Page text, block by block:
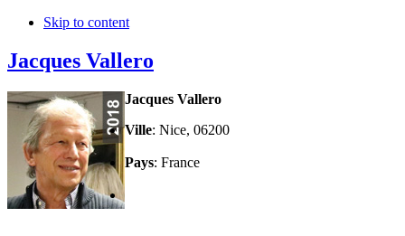
Skip to content
Jacques Vallero
Jacques Vallero
Ville: Nice, 06200
Pays: France